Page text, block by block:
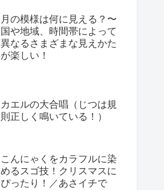
月の模様は何に見える？〜
国や地域、時間帯によって
異なるさまざまな見えかた
が楽しい！
カエルの大合唱（じつは規
則正しく鳴いている！）
こんにゃくをカラフルに染
めるスゴ技！クリスマスに
ぴったり！／あさイチで